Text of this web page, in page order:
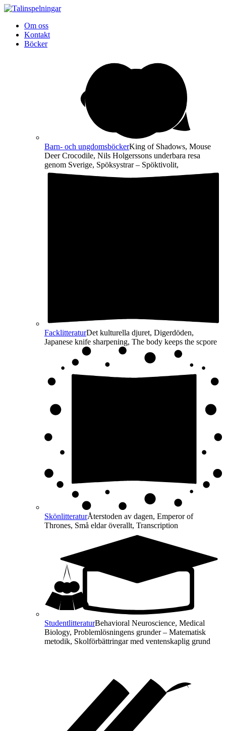
Om oss
Kontakt
Böcker
Barn- och ungdomsböckerKing of Shadows, Mouse
Deer Crocodile, Nils Holgerssons underbara resa
genom Sverige, Spöksystrar – Spöktivolit,
FacklitteraturDet kulturella djuret, Digerdöden,
Japanese knife sharpening, The body keeps the scpore
SkönlitteraturÅterstoden av dagen, Emperor of
Thrones, Små eldar överallt, Transcription
StudentlitteraturBehavioral Neuroscience, Medical
Biology, Problemlösningens grunder – Matematisk
metodik, Skolförbättringar med ventenskaplig grund